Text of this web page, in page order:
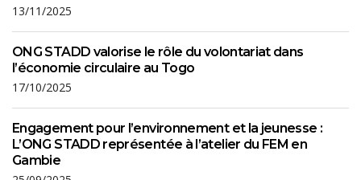
13/11/2025
ONG STADD valorise le rôle du volontariat dans
l’économie circulaire au Togo
17/10/2025
Engagement pour l’environnement et la jeunesse :
L’ONG STADD représentée à l’atelier du FEM en
Gambie